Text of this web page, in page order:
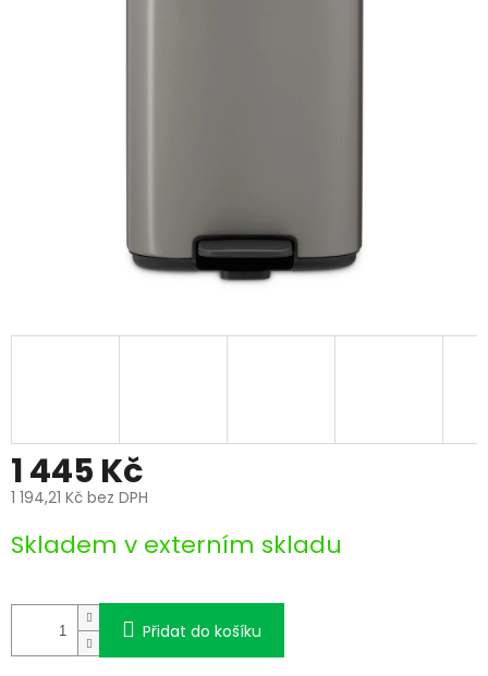
1 445 Kč
1 194,21 Kč bez DPH
cena:
Skladem v externím skladu
Přidat do košíku